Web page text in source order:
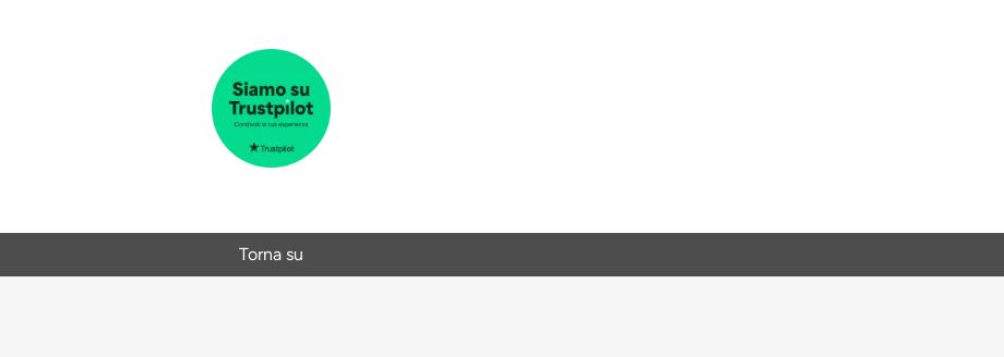
Torna su